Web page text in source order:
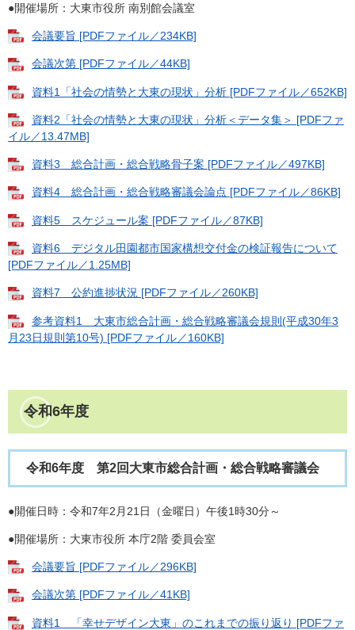
●開催場所：大東市役所 南別館会議室
会議要旨 [PDFファイル／234KB]
会議次第 [PDFファイル／44KB]
資料1「社会の情勢と大東の現状」分析 [PDFファイル／652KB]
資料2「社会の情勢と大東の現状」分析＜データ集＞ [PDFファ
イル／13.47MB]
資料3 総合計画・総合戦略骨子案 [PDFファイル／497KB]
資料4 総合計画・総合戦略審議会論点 [PDFファイル／86KB]
資料5 スケジュール案 [PDFファイル／87KB]
資料6 デジタル田園都市国家構想交付金の検証報告について
[PDFファイル／1.25MB]
資料7 公約進捗状況 [PDFファイル／260KB]
参考資料1 大東市総合計画・総合戦略審議会規則(平成30年3
月23日規則第10号) [PDFファイル／160KB]
令和6年度
令和6年度 第2回大東市総合計画・総合戦略審議会
●開催日時：令和7年2月21日（金曜日）午後1時30分～
●開催場所：大東市役所 本庁2階 委員会室
会議要旨 [PDFファイル／296KB]
会議次第 [PDFファイル／41KB]
資料1 「幸せデザイン大東」のこれまでの振り返り [PDFファ